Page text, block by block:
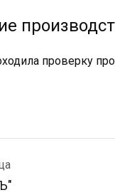
проверку